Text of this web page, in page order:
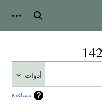
بحث
أدوات
مساعدة